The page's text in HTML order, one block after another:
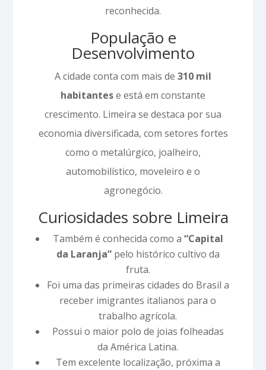
reconhecida.
População e
Desenvolvimento
A cidade conta com mais de 310 mil
habitantese está em constante
crescimento. Limeira se destaca por sua
economia diversificada, com setores fortes
como o metalúrgico, joalheiro,
automobilístico, moveleiro e o
agronegócio.
Curiosidades sobre Limeira
Também é conhecida como a “Capital
da Laranja”pelo histórico cultivo da
fruta.
Foi uma das primeiras cidades do Brasil a
receber imigrantes italianos para o
trabalho agrícola.
Possui o maior polo de joias folheadas
da América Latina.
Tem excelente localização, próxima a